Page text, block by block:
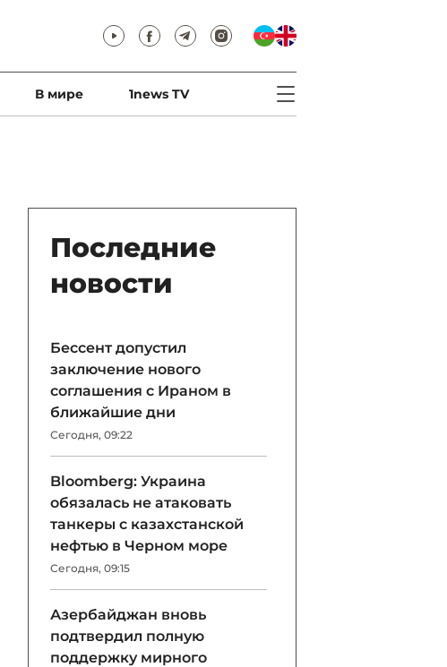
В мире 1news TV
Последние
новости
Бессент допустил
заключение нового
соглашения с Ираном в
ближайшие дни
Сегодня, 09:22
Bloomberg: Украина
обязалась не атаковать
танкеры с казахстанской
нефтью в Черном море
Сегодня, 09:15
Азербайджан вновь
подтвердил полную
поддержку мирного